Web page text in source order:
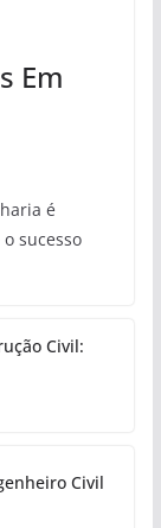
Em
é
sucesso
Civil:
Civil